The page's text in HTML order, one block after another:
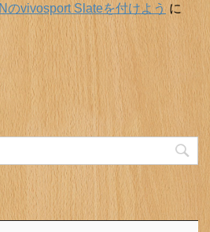
のvivosport Slateを付けよう に